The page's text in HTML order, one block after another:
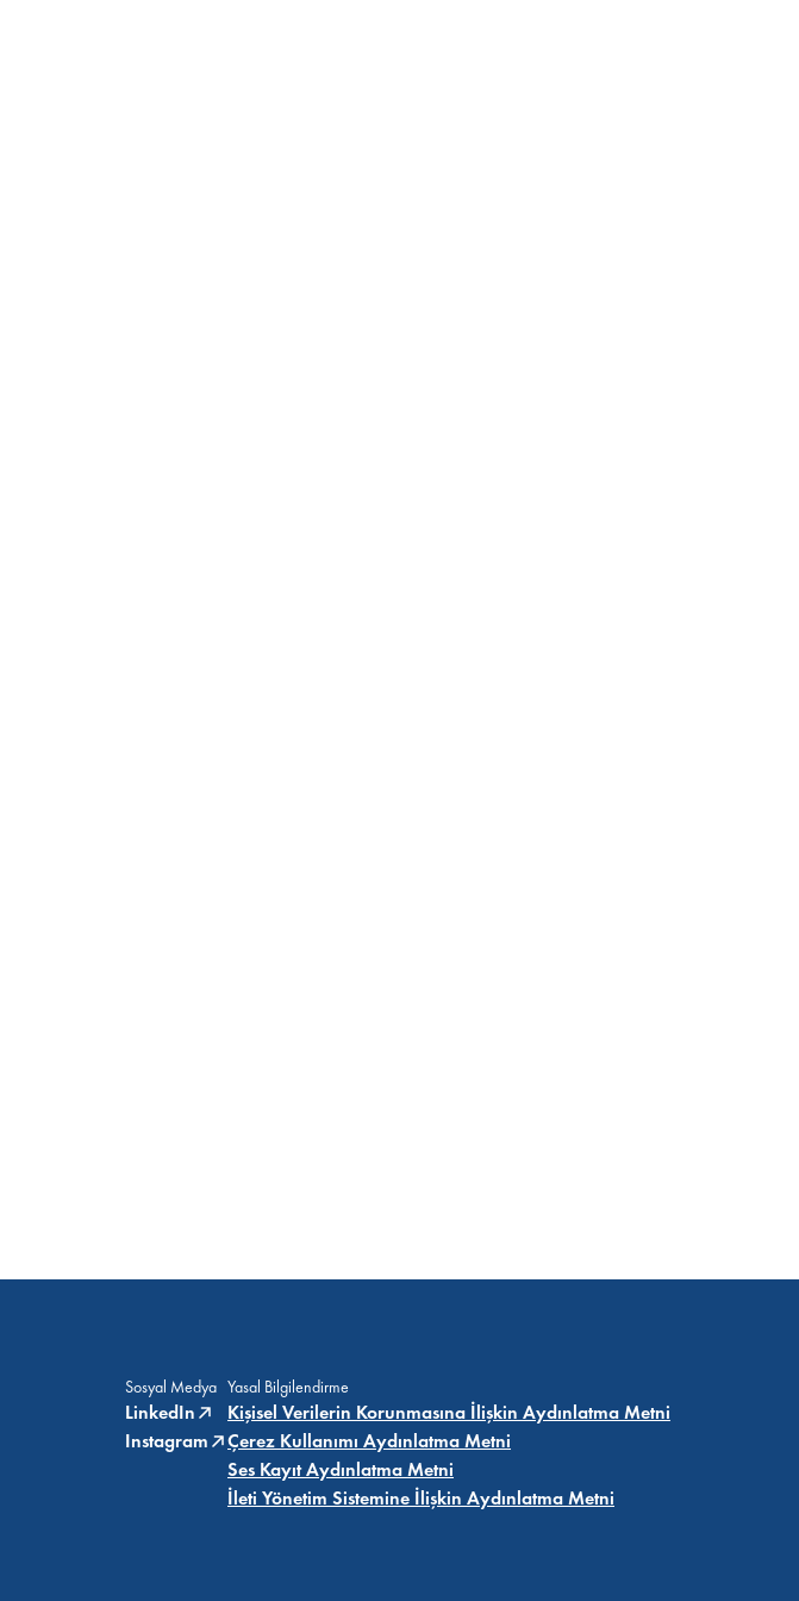
Sosyal Medya
LinkedIn
Instagram
Yasal Bilgilendirme
Kişisel Verilerin Korunmasına İlişkin Aydınlatma Metni
Çerez Kullanımı Aydınlatma Metni
Ses Kayıt Aydınlatma Metni
İleti Yönetim Sistemine İlişkin Aydınlatma Metni